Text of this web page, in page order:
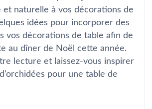
naturelle à vos décorations de
idées pour incorporer des
vos décorations de table afin de
au dîner de Noël cette année.
lecture et laissez-vous inspirer
pour une table de